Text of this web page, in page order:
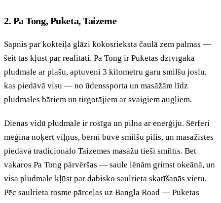
2. Pa Tong, Puketa, Taizeme
Sapnis par kokteiļa glāzi kokosrieksta čaulā zem palmas —
šeit tas kļūst par realitāti. Pa Tong ir Puketas dzīvīgākā
pludmale ar plašu, aptuveni 3 kilometru garu smilšu joslu,
kas piedāvā visu — no ūdenssporta un masāžām līdz
pludmales bāriem un tirgotājiem ar svaigiem augļiem.
Dienas vidū pludmale ir rosīga un pilna ar enerģiju. Sērferi
mēģina noķert viļņus, bērni būvē smilšu pilis, un masažistes
piedāvā tradicionālo Taizemes masāžu tieši smiltīs. Bet
vakaros Pa Tong pārvēršas — saule lēnām grimst okeānā, un
visa pludmale kļūst par dabisko saulrieta skatīšanās vietu.
Pēc saulrieta rosme pārceļas uz Bangla Road — Puketas